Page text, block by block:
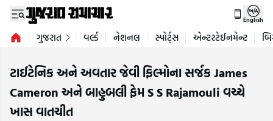
English
ગુજરાત વર્લ્ડ નેશનલ સ્પોર્ટ્સ એન્ટરટેઈનમેન્ટ
ટાઈટેનિક અને અવતાર જેવી ફિલ્મોના સર્જક James
Cameron અને બાહુબલી ફેમ S S Rajamouli વચ્ચે
ખાસ વાતચીત